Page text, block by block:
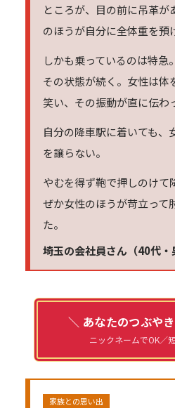
ところが、目の前に吊革が
のほうが自分に全体重を預
しかも乗っているのは特急
その状態が続く。女性は体
笑い、その振動が直に伝わ
自分の降車駅に着いても、
を譲らない。
やむを得ず鞄で押しのけて
ぜか女性のほうが苛立って
た。
埼玉の会社員さん（40代・
＼ あなたのつぶや
ニックネームでOK／
家族との思い出